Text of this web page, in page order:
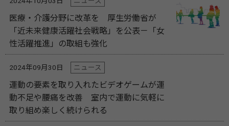
医療・介護分野に改革を 厚生労働省が
「近未来健康活躍社会戦略」を公表－「女
性活躍推進」の取組も強化
2024年09月30日 ニュース
運動の要素を取り入れたビデオゲームが運
動不足や腰痛を改善 室内で運動に気軽に
取り組め楽しく続けられる